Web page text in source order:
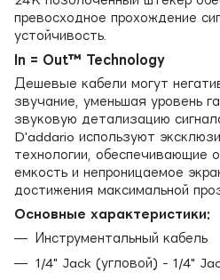
превосходное прохождение
устойчивость.
In = Out™ Technology
Дешевые кабели могут
звучание, уменьшая уровень
звуковую детализацию
D'addario используют
технологии, обеспечивающие
емкость и непроницаемое
достижения максимальной
Основные характеристики:
Инструментальный кабель
1/4" Jack (угловой) - 1/4"